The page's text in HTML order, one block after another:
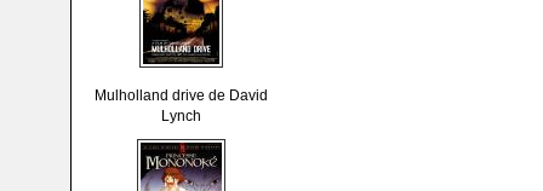
Mulholland drive de David
Lynch